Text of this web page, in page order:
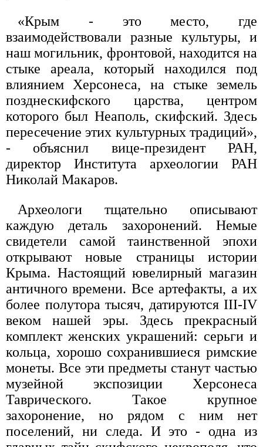
«Крым - это место, где
взаимодействовали разные культуры, и
наш могильник, фронтовой, находится на
стыке ареала, который находился под
влиянием Херсонеса, на стыке земель
позднескифского царства, центром
которого был Неаполь, скифский. Здесь
пересечение этих культурных традиций»,
- объяснил вице-президент РАН,
директор Института археологии РАН
Николай Макаров.
Археологи тщательно описывают
каждую деталь захоронений. Немые
свидетели самой таинственной эпохи
открывают новые страницы истории
Крыма. Настоящий ювелирный магазин
античного времени. Все артефакты, а их
более полутора тысяч, датируются III-IV
веком нашей эры. Здесь прекрасный
комплект женских украшений: серьги и
кольца, хорошо сохранившиеся римские
монеты. Все эти предметы станут частью
музейной экспозиции Херсонеса
Таврического. Такое крупное
захоронение, но рядом с ним нет
поселений, ни следа. И это - одна из